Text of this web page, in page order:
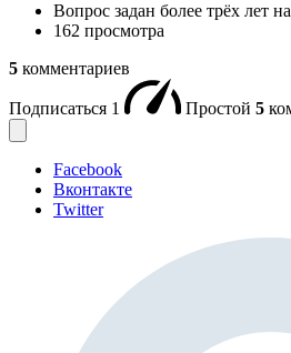
Вопрос задан более трёх лет
162 просмотра
5 комментариев
Подписаться 1 Простой 5
Facebook
Вконтакте
Twitter